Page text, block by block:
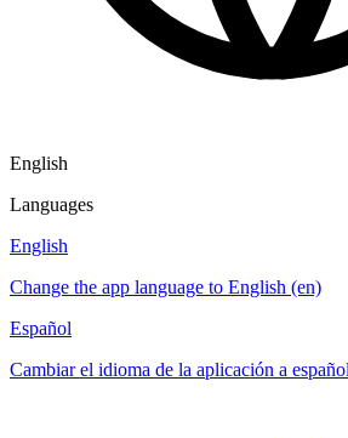
English
Languages
English
Change the app language to English (en)
Español
Cambiar el idioma de la aplicación a